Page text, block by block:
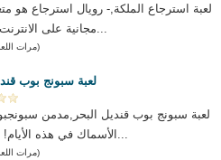
لعبة استرجاع الملكة,- رويال استرجاع هو
(مرات اللعب: 2 770)
لعبة سبونج بوب
لعبة سبونج بوب قنديل البحر,مدمن
(مرات اللعب: 2 654)